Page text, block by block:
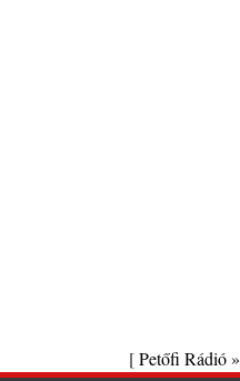
[Petőfi Rádió »